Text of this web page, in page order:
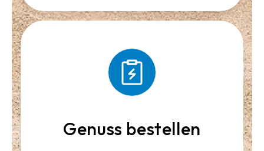
Genuss bestellen